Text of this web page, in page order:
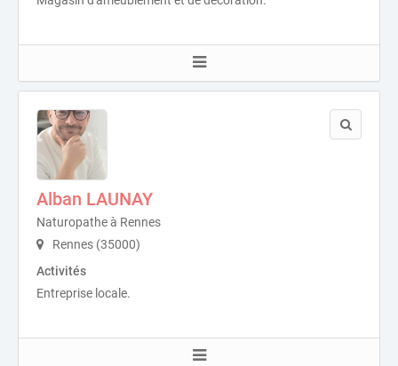
Alban LAUNAY
Naturopathe à Rennes
Rennes (35000)
Activités
Entreprise locale.